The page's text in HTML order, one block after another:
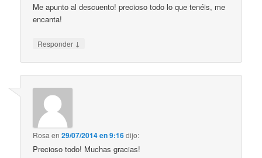
Me apunto al descuento! precioso todo lo que tenéis, me
encanta!
Responder ↓
Rosaen29/07/2014 en 9:16dijo:
Precioso todo! Muchas gracias!